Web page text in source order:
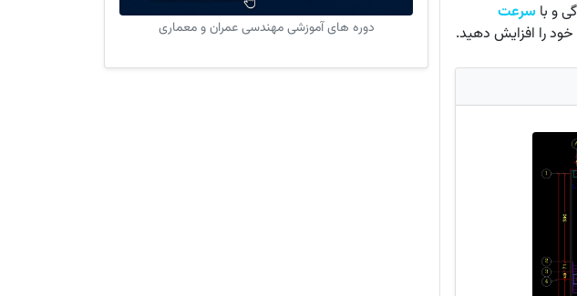
و با سرعت
را افزایش دهید. دوره های آموزشی مهندسی عمران و معماری